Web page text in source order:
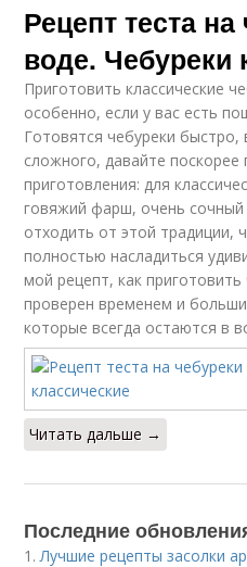
Рецепт теста
воде. Чебуреки
Приготовить классические
особенно, если у вас есть
Готовятся чебуреки быстро,
сложного, давайте поскорее
приготовления: для
говяжий фарш, очень
отходить от этой
полностью насладиться
мой рецепт, как приготовить
проверен временем и
которые всегда остаются в
Читать дальше →
Последние
1. Лучшие рецепты засолки